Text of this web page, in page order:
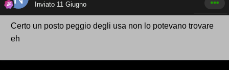
Inviato 11 Giugno
Certo un posto peggio degli usa non lo potevano trovare
eh